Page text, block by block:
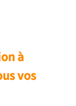
à
vos